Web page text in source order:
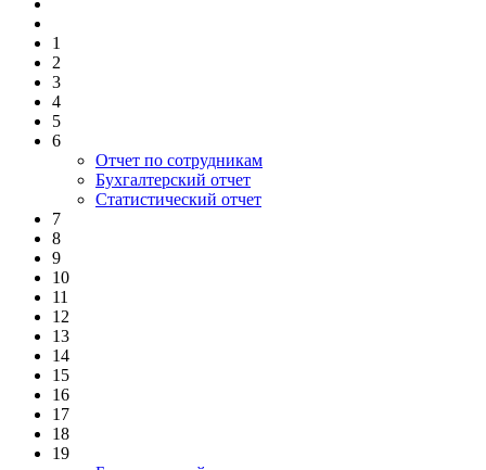
1
2
3
4
5
6
Отчет по сотрудникам
Бухгалтерский отчет
Статистический отчет
7
8
9
10
11
12
13
14
15
16
17
18
19